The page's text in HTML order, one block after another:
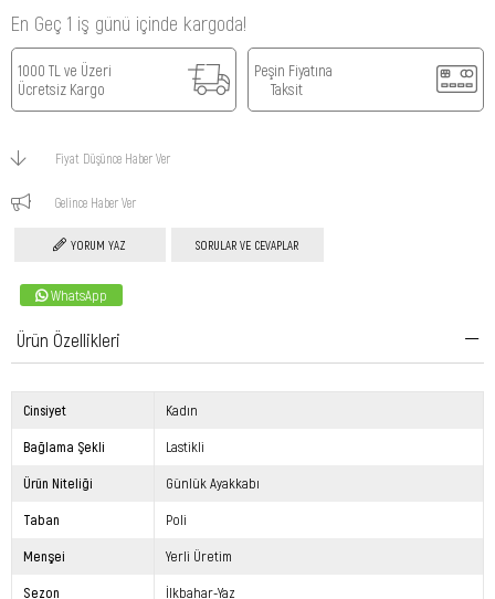
En Geç 1 iş günü içinde kargoda!
1000 TL ve Üzeri
Ücretsiz Kargo
Peşin Fiyatına
Taksit
Fiyat Düşünce Haber Ver
Gelince Haber Ver
YORUM YAZ SORULAR VE CEVAPLAR
WhatsApp
Ürün Özellikleri
Cinsiyet Kadın
Bağlama Şekli Lastikli
Ürün Niteliği Günlük Ayakkabı
Taban Poli
Menşei Yerli Üretim
Sezon İlkbahar-Yaz